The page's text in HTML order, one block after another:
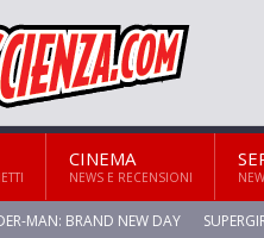
CINEMA
NEWS E RECENSIONI
MAN: BRAND NEW DAY